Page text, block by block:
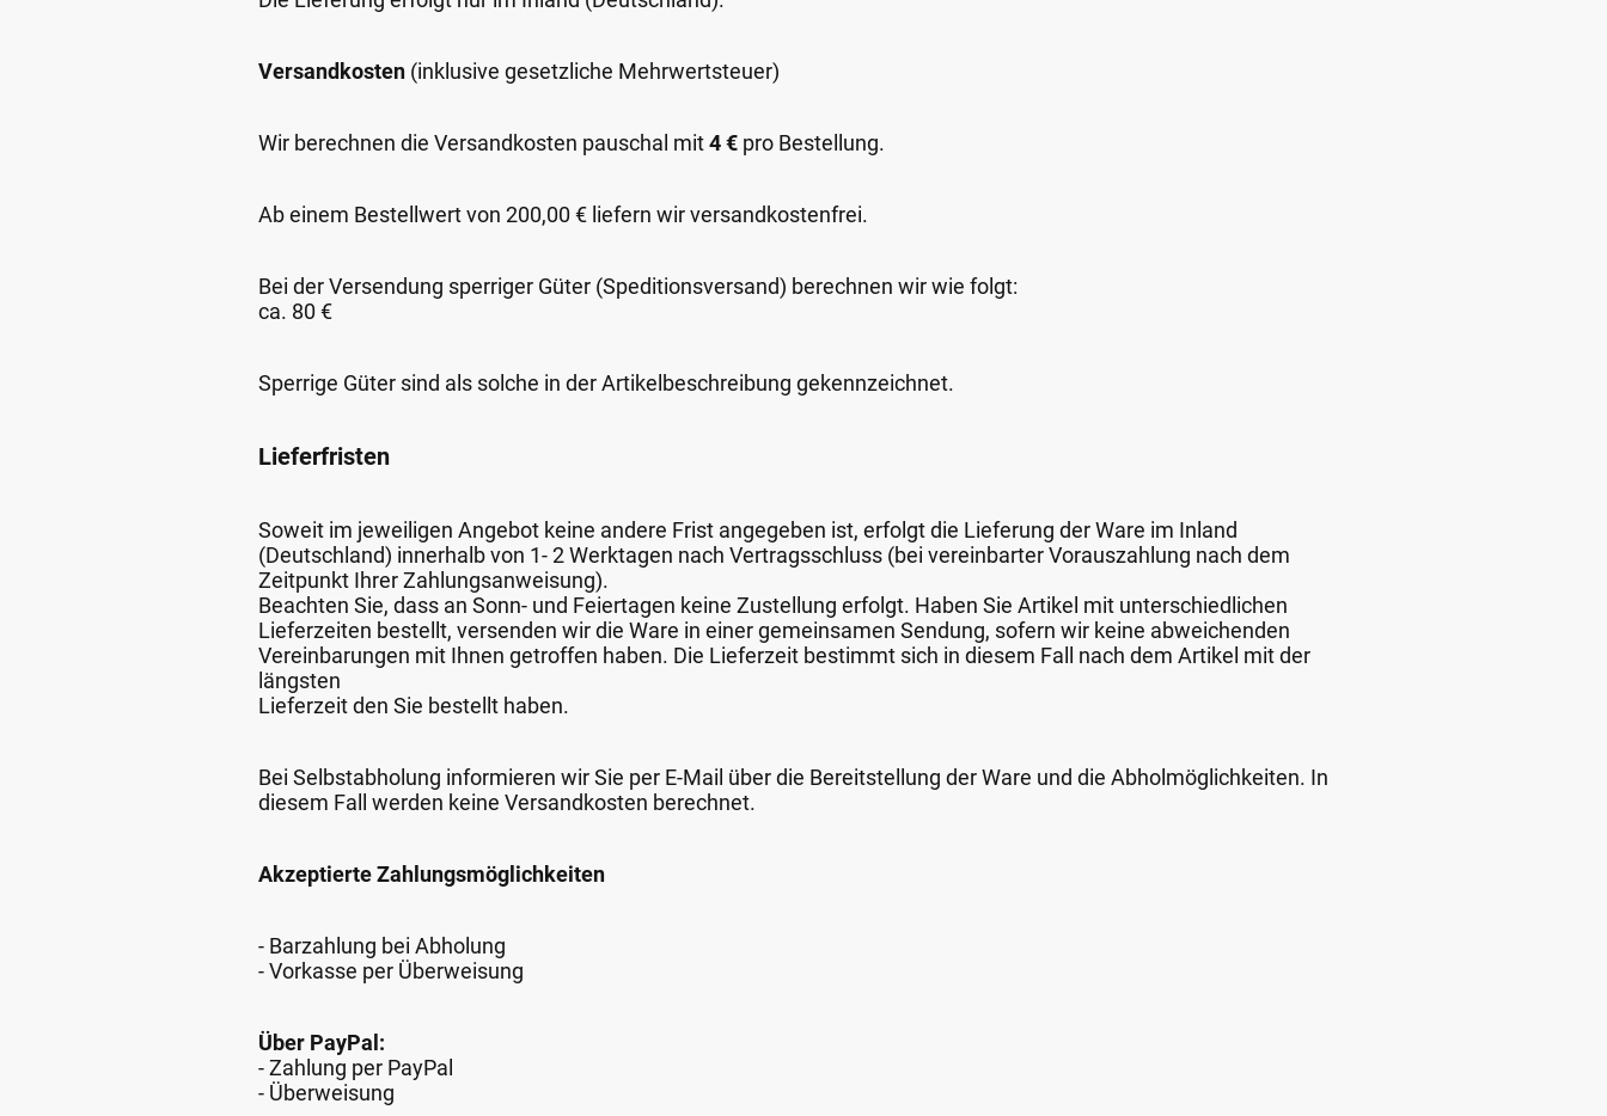
Versandkosten (inklusive gesetzliche Mehrwertsteuer)
Wir berechnen die Versandkosten pauschal mit4 € pro Bestellung.
Ab einem Bestellwert von 200,00 € liefern wir versandkostenfrei.
Bei der Versendung sperriger Güter (Speditionsversand) berechnen wir wie folgt:
ca. 80 €
Sperrige Güter sind als solche in der Artikelbeschreibung gekennzeichnet.
Lieferfristen
Soweit im jeweiligen Angebot keine andere Frist angegeben ist, erfolgt die Lieferung der Ware im Inland
(Deutschland) innerhalb von 1- 2 Werktagen nach Vertragsschluss (bei vereinbarter Vorauszahlung nach dem
Zeitpunkt Ihrer Zahlungsanweisung).
Beachten Sie, dass an Sonn- und Feiertagen keine Zustellung erfolgt. Haben Sie Artikel mit unterschiedlichen
Lieferzeiten bestellt, versenden wir die Ware in einer gemeinsamen Sendung, sofern wir keine abweichenden
Vereinbarungen mit Ihnen getroffen haben. Die Lieferzeit bestimmt sich in diesem Fall nach dem Artikel mit der
längsten
Lieferzeit den Sie bestellt haben.
Bei Selbstabholung informieren wir Sie per E-Mail über die Bereitstellung der Ware und die Abholmöglichkeiten. In
diesem Fall werden keine Versandkosten berechnet.
Akzeptierte Zahlungsmöglichkeiten
- Barzahlung bei Abholung
- Vorkasse per Überweisung
Über PayPal:
- Zahlung per PayPal
- Überweisung